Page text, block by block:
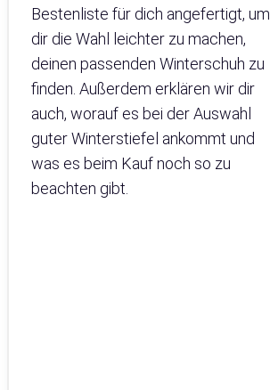
Bestenliste für dich angefertigt, um
dir die Wahl leichter zu machen,
deinen passenden Winterschuh zu
finden. Außerdem erklären wir dir
auch, worauf es bei der Auswahl
guter Winterstiefel ankommt und
was es beim Kauf noch so zu
beachten gibt.